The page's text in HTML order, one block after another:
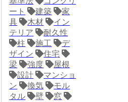
ート
建築
家
具
木材
イン
テリア
耐久性
柱
施工
デ
ザイン
住宅
梁
強度
屋根
設計
マンショ
ン
換気
モル
タル
壁
窓